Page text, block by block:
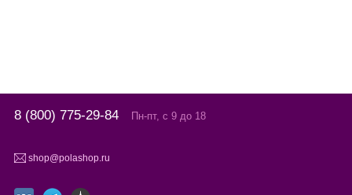
8 (800) 775-29-84 Пн-пт, с 9 до 18
shop@polashop.ru